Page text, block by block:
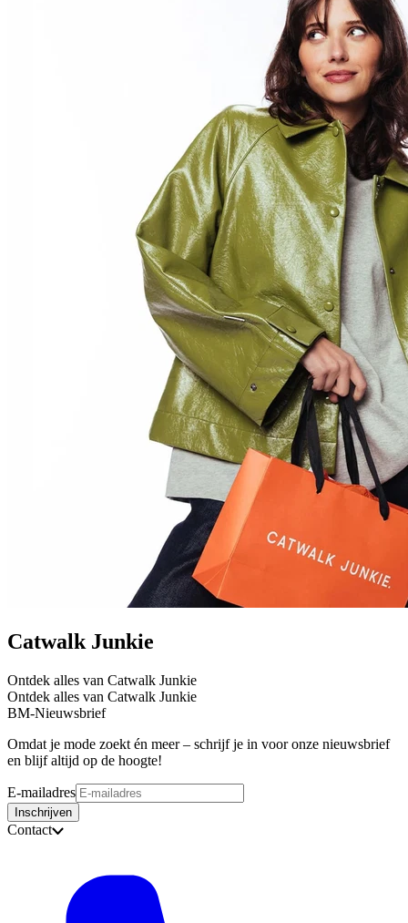
Catwalk Junkie
Ontdek alles van Catwalk Junkie
Ontdek alles van Catwalk Junkie
BM-Nieuwsbrief
Omdat je mode zoekt én meer – schrijf je in voor onze nieuwsbrief
en blijf altijd op de hoogte!
E-mailadres
Inschrijven
Contact